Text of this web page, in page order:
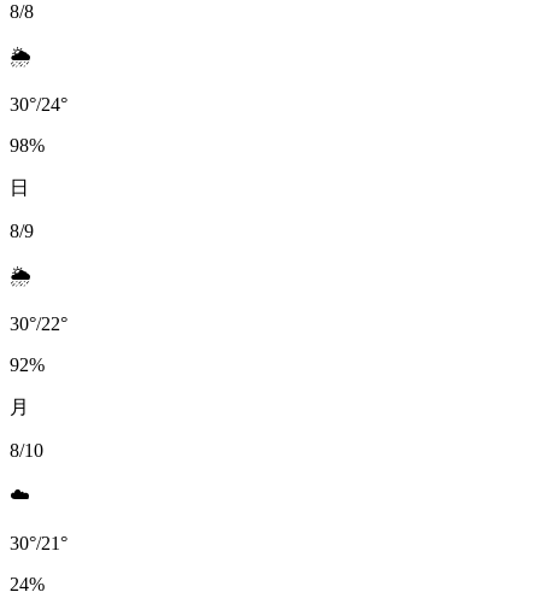
8/8
🌦️
30°/24°
98%
日
8/9
🌦️
30°/22°
92%
月
8/10
☁️
30°/21°
24%